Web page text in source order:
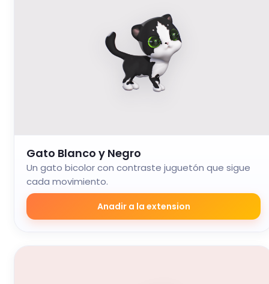
Gato Blanco y Negro
Un gato bicolor con contraste juguetón que sigue
cada movimiento.
Anadir a la extension